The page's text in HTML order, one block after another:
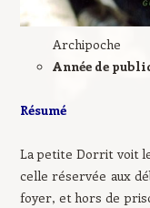
Archipoche
Année de
Résumé
La petite Dorrit voit
celle réservée aux
foyer, et hors de